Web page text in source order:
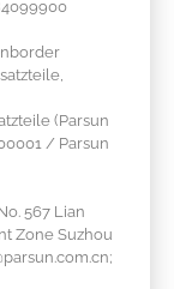
(Parsun
/ Parsun
567 Lian
Zone Suzhou